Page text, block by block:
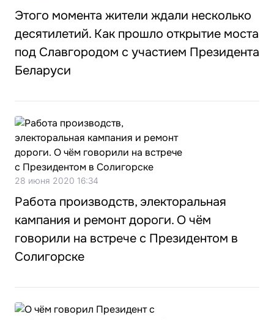
Этого момента жители ждали несколько
десятилетий. Как прошло открытие моста
под Славгородом с участием Президента
Беларуси
28 июня 2020 16:34
Работа производств, электоральная
кампания и ремонт дороги. О чём
говорили на встрече с Президентом в
Солигорске